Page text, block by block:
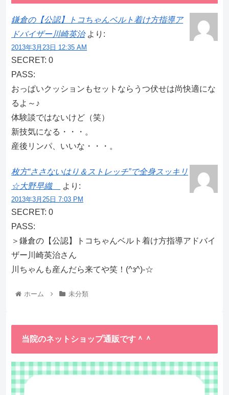
鎌倉の【公認】トコちゃんベルト着け方指導ア
ドバイザー川崎英治 より:
2013年3月23日 12:35 AM
SECRET: 0
PASS:
おっぱいクッションもセットならうつ伏せは尚快適にな
るよ～♪
体験談ではないけど（笑）
新技気になる・・・。
産後リンパ、いいな・・・。
枚方“ささないはり＆ストレッチ”で全身スッキリ
☆大野早織
より:
2013年3月25日 7:03 PM
SECRET: 0
PASS:
＞鎌倉の【公認】トコちゃんベルト着け方指導アドバイ
ザー川崎英治さん
川ちゃんも産んだら来てや笑！(^з^)-☆
ホーム 未分類
当院のネットショップ通販です＾＾